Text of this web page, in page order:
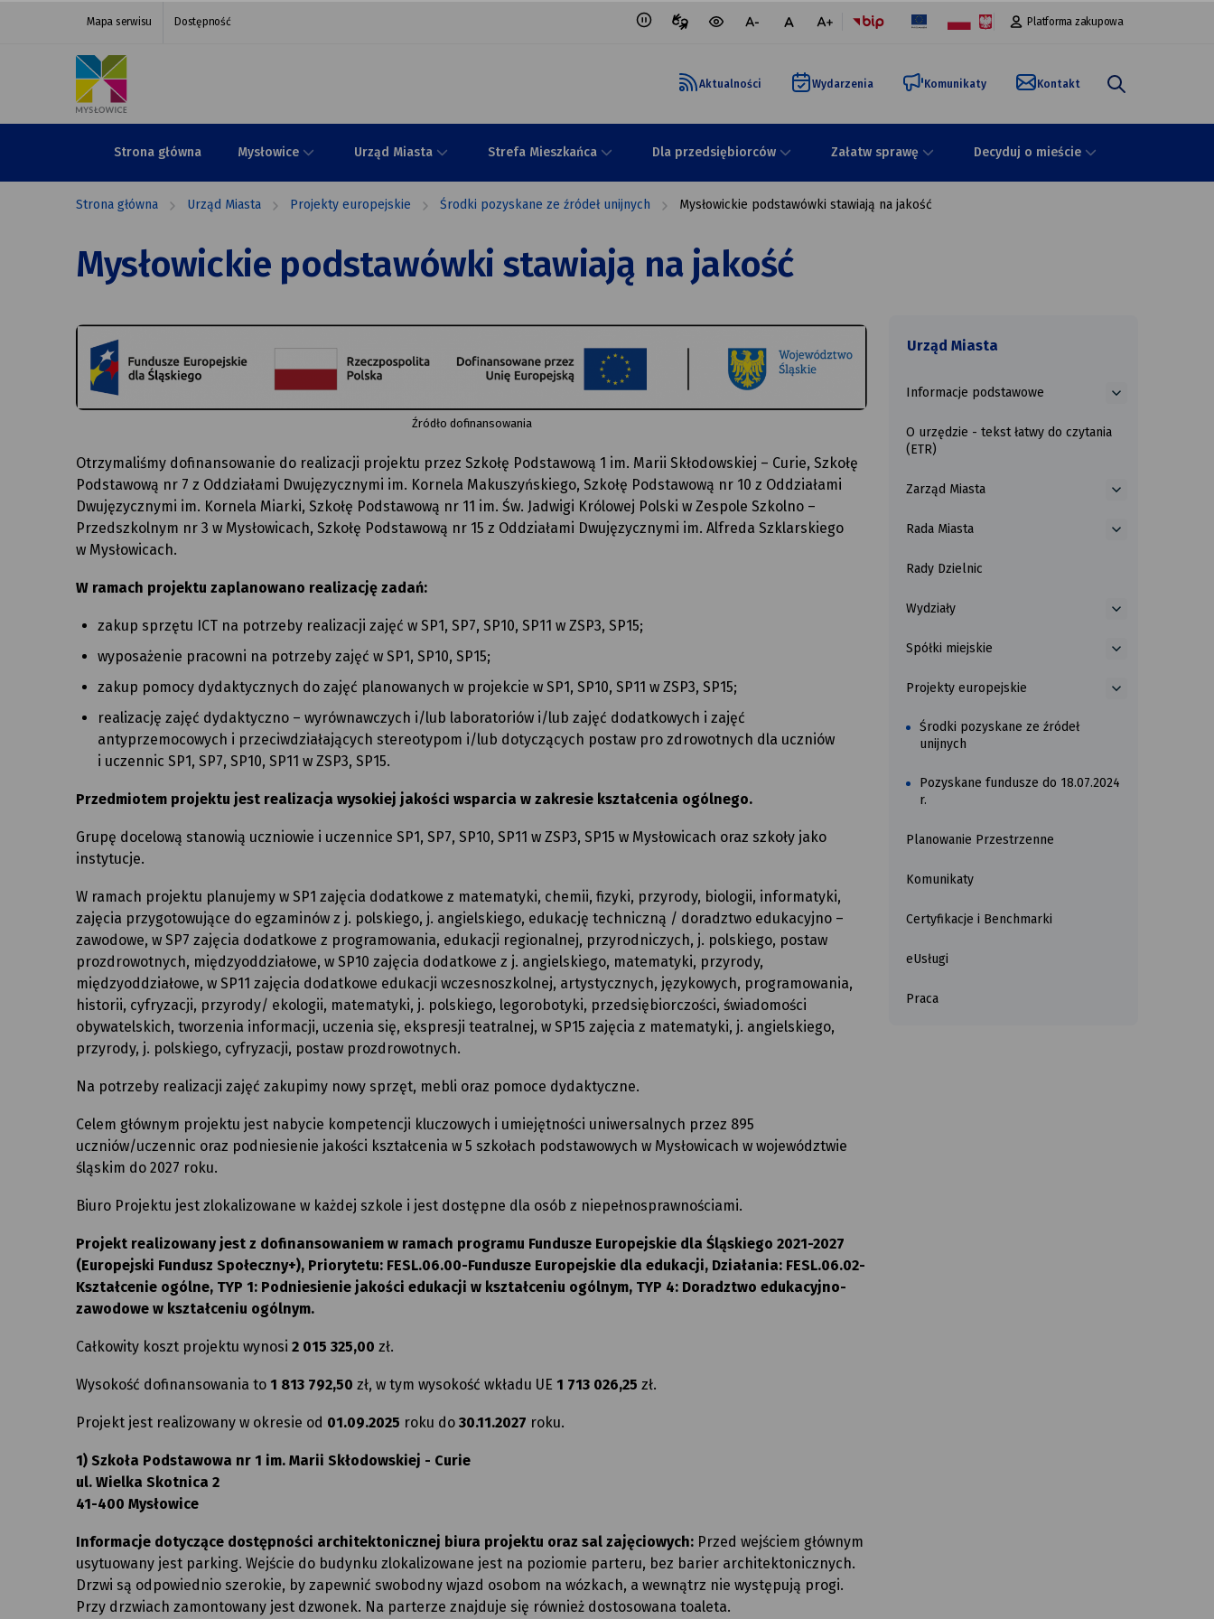
przejdź do nawigacji strony
przejdź do treści strony
przejdź do stopki strony
Mysłowickie
podstawówki
stawiają
na jakość
Urząd
Mysłowice
Mapa serwisu Dostępność
Tłumaczwersja mniejszanormalnawiększa
Platforma zakupowa
Aktualności Wydarzenia Komunikaty Kontakt
Strona główna Mysłowice Urząd Miasta Strefa Mieszkańca Dla przedsiębiorców Załatw sprawę Decyduj o mieście
Strona główna Urząd Miasta Projekty europejskie Środki pozyskane ze źródeł unijnych Mysłowickie podstawówki stawiają na jakość
Mysłowickie podstawówki stawiają na jakość
Źródło dofinansowania
Otrzymaliśmy dofinansowanie do realizacji projektu przez Szkołę Podstawową 1 im. Marii Skłodowskiej – Curie, Szkołę
Podstawową nr 7 z Oddziałami Dwujęzycznymi im. Kornela Makuszyńskiego, Szkołę Podstawową nr 10 z Oddziałami
Dwujęzycznymi im. Kornela Miarki, Szkołę Podstawową nr 11 im. Św. Jadwigi Królowej Polski w Zespole Szkolno –
Przedszkolnym nr 3 w Mysłowicach, Szkołę Podstawową nr 15 z Oddziałami Dwujęzycznymi im. Alfreda Szklarskiego
w Mysłowicach.
W ramach projektu zaplanowano realizację zadań:
zakup sprzętu ICT na potrzeby realizacji zajęć w SP1, SP7, SP10, SP11 w ZSP3, SP15;
wyposażenie pracowni na potrzeby zajęć w SP1, SP10, SP15;
zakup pomocy dydaktycznych do zajęć planowanych w projekcie w SP1, SP10, SP11 w ZSP3, SP15;
realizację zajęć dydaktyczno – wyrównawczych i/lub laboratoriów i/lub zajęć dodatkowych i zajęć
antyprzemocowych i przeciwdziałających stereotypom i/lub dotyczących postaw pro zdrowotnych dla uczniów
i uczennic SP1, SP7, SP10, SP11 w ZSP3, SP15.
Przedmiotem projektu jest realizacja wysokiej jakości wsparcia w zakresie kształcenia ogólnego.
Grupę docelową stanowią uczniowie i uczennice SP1, SP7, SP10, SP11 w ZSP3, SP15 w Mysłowicach oraz szkoły jako
instytucje.
W ramach projektu planujemy w SP1 zajęcia dodatkowe z matematyki, chemii, fizyki, przyrody, biologii, informatyki,
zajęcia przygotowujące do egzaminów z j. polskiego, j. angielskiego, edukację techniczną / doradztwo edukacyjno –
zawodowe, w SP7 zajęcia dodatkowe z programowania, edukacji regionalnej, przyrodniczych, j. polskiego, postaw
prozdrowotnych, międzyoddziałowe, w SP10 zajęcia dodatkowe z j. angielskiego, matematyki, przyrody,
międzyoddziałowe, w SP11 zajęcia dodatkowe edukacji wczesnoszkolnej, artystycznych, językowych, programowania,
historii, cyfryzacji, przyrody/ ekologii, matematyki, j. polskiego, legorobotyki, przedsiębiorczości, świadomości
obywatelskich, tworzenia informacji, uczenia się, ekspresji teatralnej, w SP15 zajęcia z matematyki, j. angielskiego,
przyrody, j. polskiego, cyfryzacji, postaw prozdrowotnych.
Na potrzeby realizacji zajęć zakupimy nowy sprzęt, mebli oraz pomoce dydaktyczne.
Celem głównym projektu jest nabycie kompetencji kluczowych i umiejętności uniwersalnych przez 895
uczniów/uczennic oraz podniesienie jakości kształcenia w 5 szkołach podstawowych w Mysłowicach w województwie
śląskim do 2027 roku.
Biuro Projektu jest zlokalizowane w każdej szkole i jest dostępne dla osób z niepełnosprawnościami.
Projekt realizowany jest z dofinansowaniem w ramach programu Fundusze Europejskie dla Śląskiego 2021-2027
(Europejski Fundusz Społeczny+), Priorytetu: FESL.06.00-Fundusze Europejskie dla edukacji, Działania: FESL.06.02-
Kształcenie ogólne, TYP 1: Podniesienie jakości edukacji w kształceniu ogólnym, TYP 4: Doradztwo edukacyjno-
zawodowe w kształceniu ogólnym.
Całkowity koszt projektu wynosi 2 015 325,00 zł.
Wysokość dofinansowania to 1 813 792,50 zł, w tym wysokość wkładu UE 1 713 026,25 zł.
Projekt jest realizowany w okresie od 01.09.2025 roku do 30.11.2027 roku.
1) Szkoła Podstawowa nr 1 im. Marii Skłodowskiej - Curie
ul. Wielka Skotnica 2
41-400 Mysłowice
Informacje dotyczące dostępności architektonicznej biura projektu oraz sal zajęciowych: Przed wejściem głównym
usytuowany jest parking. Wejście do budynku zlokalizowane jest na poziomie parteru, bez barier architektonicznych.
Drzwi są odpowiednio szerokie, by zapewnić swobodny wjazd osobom na wózkach, a wewnątrz nie występują progi.
Przy drzwiach zamontowany jest dzwonek. Na parterze znajduje się również dostosowana toaleta.
Urząd Miasta
Informacje podstawowe
więcej
O urzędzie - tekst łatwy do czytania
(ETR)
Zarząd Miasta
więcej
Zarząd
Rada Miasta
więcej
Rady Dzielnic
Wydziały
więcej
Wydziały
Spółki miejskie
więcej
Spółki
Projekty europejskie
Środki pozyskane ze źródeł
unijnych
Pozyskane fundusze do 18.07.2024
r.
więcej
Planowanie Przestrzenne
Komunikaty
Certyfikacje i Benchmarki
eUsługi
Praca